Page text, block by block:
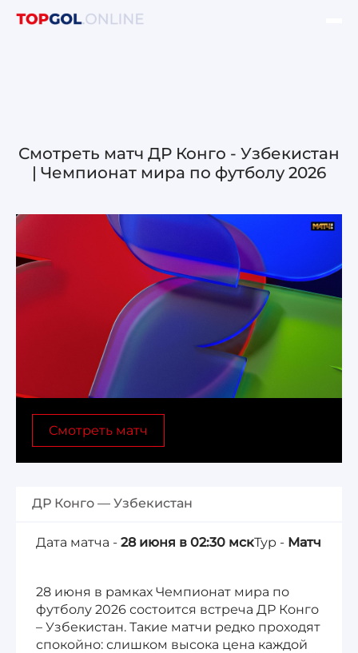
ОБЗОРЫ ЛЧ УЕФА
ОБЗОРЫ ЛЕ УЕФА
Лига чемпионов УЕФА
Лига Европы УЕФА
Лига конференций УЕФА
Лига 1, Чемпионат Франции
Бундеслига, Чемпионат Германии
Чемпионат Саудовской Аравии 25/26
Смотреть матч ДР Конго - Узбекистан
| Чемпионат мира по футболу 2026
Смотреть матч
ДР Конго — Узбекистан
Дата матча - 28 июня в 02:30 мскТур - Матч
28 июня в рамках Чемпионат мира по
футболу 2026 состоится встреча ДР Конго
– Узбекистан. Такие матчи редко проходят
спокойно: слишком высока цена каждой